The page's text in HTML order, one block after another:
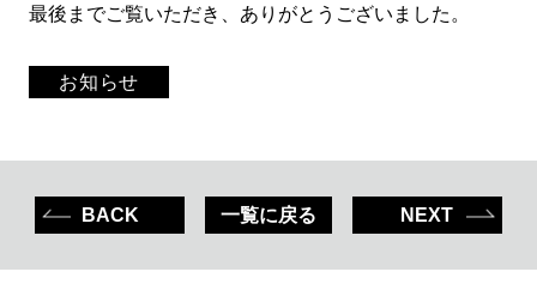
最後までご覧いただき、ありがとうございました。
お知らせ
BACK 一覧に戻る NEXT